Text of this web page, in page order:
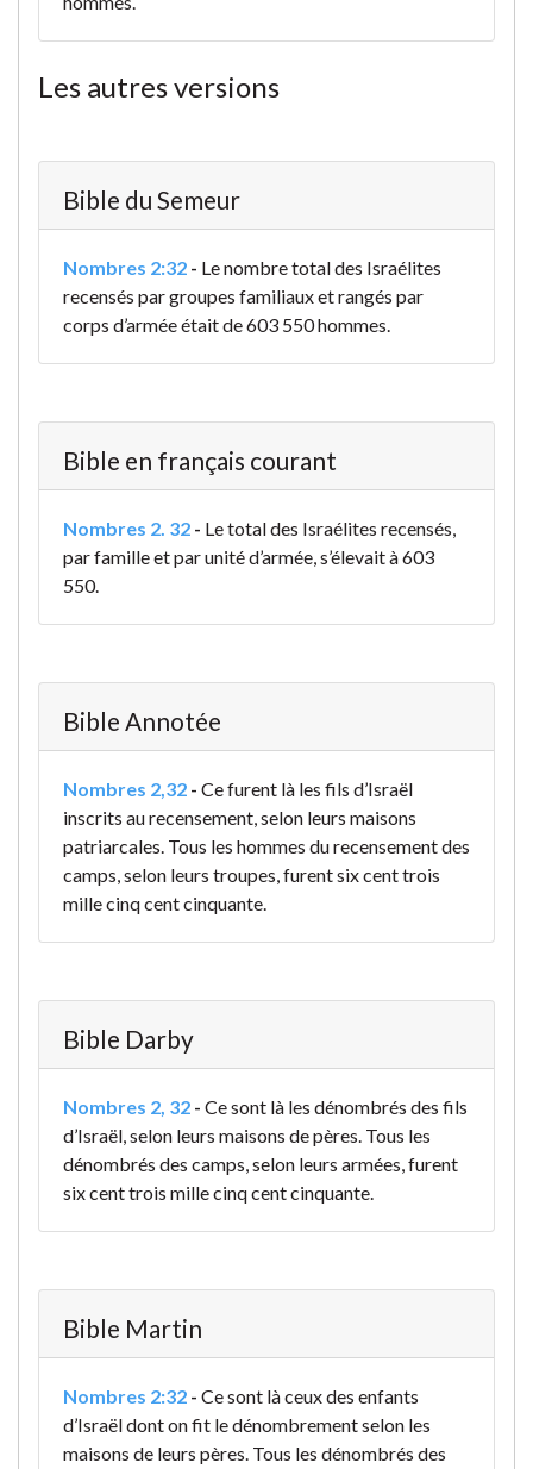
Les autres versions
Bible du Semeur
Nombres 2:32 - Le nombre total des Israélites
recensés par groupes familiaux et rangés par
corps d’armée était de 603 550 hommes.
Bible en français courant
Nombres 2. 32 - Le total des Israélites recensés,
par famille et par unité d’armée, s’élevait à 603
550.
Bible Annotée
Nombres 2,32 - Ce furent là les fils d’Israël
inscrits au recensement, selon leurs maisons
patriarcales. Tous les hommes du recensement des
camps, selon leurs troupes, furent six cent trois
mille cinq cent cinquante.
Bible Darby
Nombres 2, 32 - Ce sont là les dénombrés des fils
d’Israël, selon leurs maisons de pères. Tous les
dénombrés des camps, selon leurs armées, furent
six cent trois mille cinq cent cinquante.
Bible Martin
Nombres 2:32 - Ce sont là ceux des enfants
d’Israël dont on fit le dénombrement selon les
maisons de leurs pères. Tous les dénombrés des